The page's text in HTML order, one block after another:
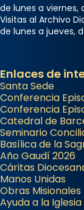
de lunes a viernes,
Visitas al Archivo
de lunes a jueves,
Enlaces de
Santa Sede
Conferencia
Conferencia
Catedral de
Seminario
Basílica de la
Año Gaudí 2026
Cáritas
Manos Unidas
Obras
Ayuda a la